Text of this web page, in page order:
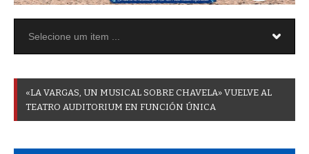
«LA VARGAS UN MUSICAL SOBRE CHAVELA» VUELVE AL
TEATRO AUDITORIUM EN FUNCIÓN ÚNICA